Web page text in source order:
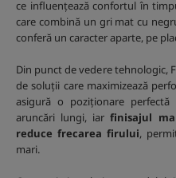
ce influențează confortul în
care combină un gri mat cu
conferă un caracter aparte, pe
Din punct de vedere tehnologic,
de soluții care maximizează
asigură o poziționare
aruncări lungi, iarfinisajul
reduce frecarea firului,
mari.